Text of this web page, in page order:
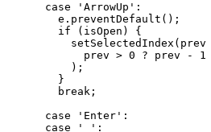
      case
'ArrowUp' :
        e.
preventDefault ();
        if
(isOpen) {
          setSelectedIndex
( prev
            prev
> 0 ? prev - 1
          );
        }
        break
;
      case
'Enter' :
      case
' ' :